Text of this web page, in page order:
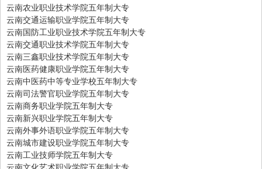
云南农业职业技术学院五年制大专
云南交通运输职业学院五年制大专
云南国防工业职业技术学院五年制大专
云南交通职业技术学院五年制大专
云南三鑫职业技术学院五年制大专
云南医药健康职业学院五年制大专
云南中医药中等专业学校五年制大专
云南司法警官职业学院五年制大专
云南商务职业学院五年制大专
云南新兴职业学院五年制大专
云南外事外语职业学院五年制大专
云南城市建设职业学院五年制大专
云南工业技师学院五年制大专
云南文化艺术职业学院五年制大专